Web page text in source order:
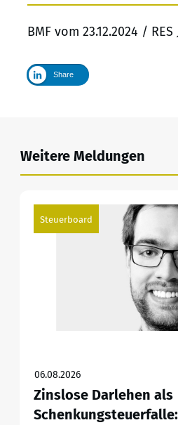
BMF vom 23.12.2024 /
Share
Weitere Meldungen
Steuerboard
06.08.2026
Zinslose Darlehen als